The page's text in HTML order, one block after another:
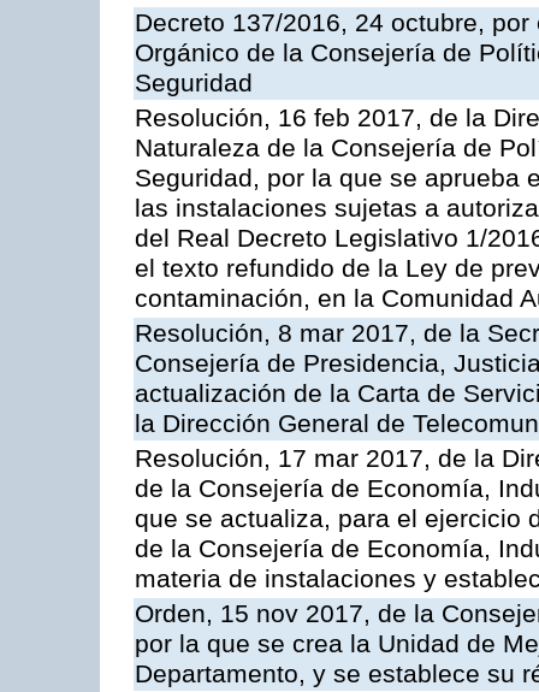
Decreto 137/2016, 24 octubre,
Orgánico de la Consejería de
Seguridad
Resolución, 16 feb 2017, de la
Naturaleza de la Consejería de
Seguridad, por la que se aprueba
las instalaciones sujetas a
del Real Decreto Legislativo 1/
el texto refundido de la Ley de
contaminación, en la Comunidad
Resolución, 8 mar 2017, de la
Consejería de Presidencia,
actualización de la Carta de
la Dirección General de
Resolución, 17 mar 2017, de la
de la Consejería de Economía,
que se actualiza, para el ejercicio
de la Consejería de Economía,
materia de instalaciones y
Orden, 15 nov 2017, de la
por la que se crea la Unidad de
Departamento, y se establece su